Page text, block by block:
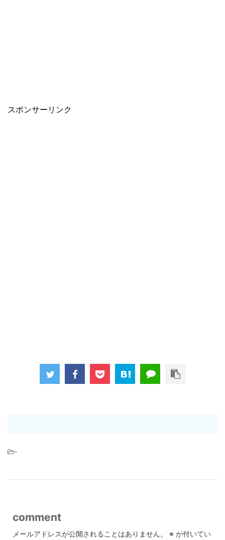
スポンサーリンク
-
comment
メールアドレスが公開されることはありません。 ※ が付いてい